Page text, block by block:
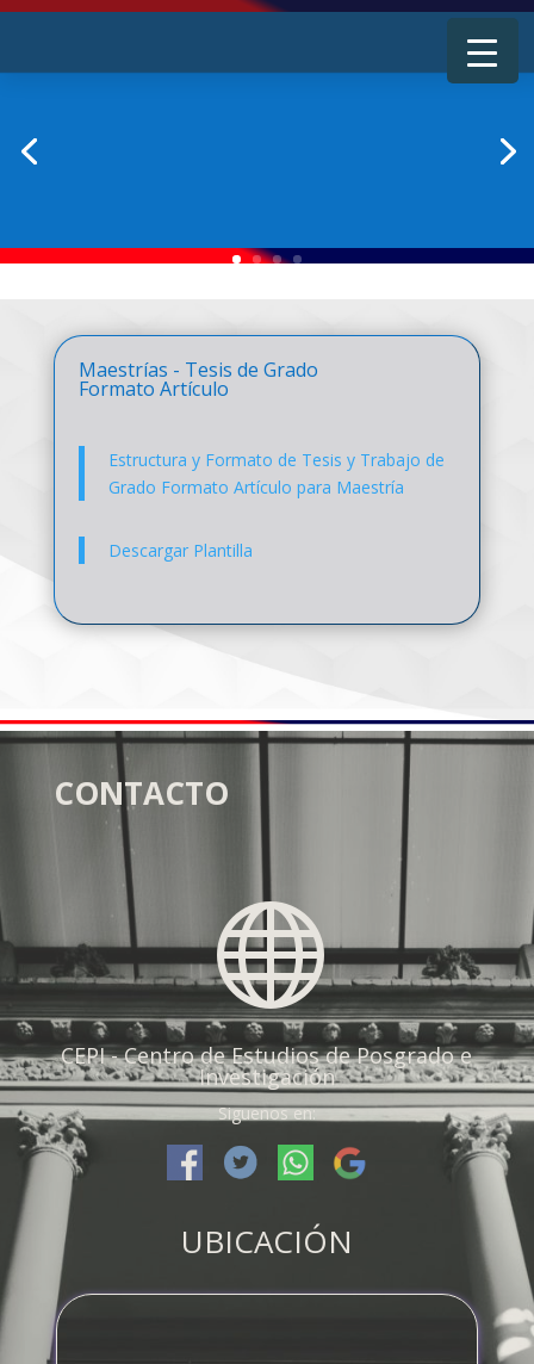
Maestrías - Tesis de Grado
Formato Artículo
Estructura y Formato de Tesis y Trabajo de
Grado Formato Artículo para Maestría
Descargar Plantilla
CONTACTO

CEPI - Centro de Estudios de Posgrado e
Investigación
Siguenos en:
UBICACIÓN